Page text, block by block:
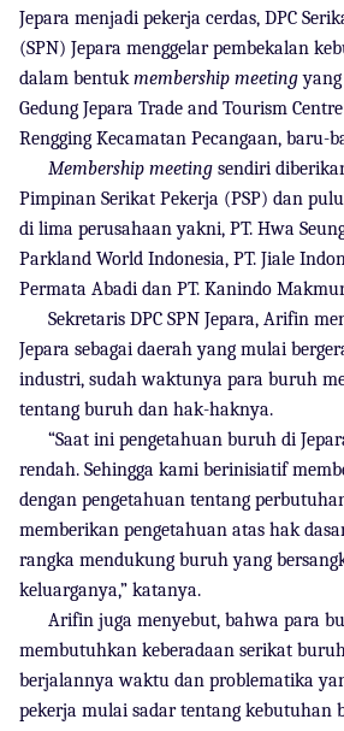
Jepara menjadi pekerja cerdas, DPC
(SPN) Jepara menggelar pembekalan
dalam bentuk membership meeting
Gedung Jepara Trade and Tourism
Rengging Kecamatan Pecangaan, baru-
Membership meeting sendiri
Pimpinan Serikat Pekerja (PSP) dan
di lima perusahaan yakni, PT. Hwa
Parkland World Indonesia, PT. Jiale
Permata Abadi dan PT. Kanindo
Sekretaris DPC SPN Jepara, Arifin
Jepara sebagai daerah yang mulai
industri, sudah waktunya para buruh
tentang buruh dan hak-haknya.
“Saat ini pengetahuan buruh di
rendah. Sehingga kami berinisiatif
dengan pengetahuan tentang
memberikan pengetahuan atas hak
rangka mendukung buruh yang
keluarganya,” katanya.
Arifin juga menyebut, bahwa para
membutuhkan keberadaan serikat
berjalannya waktu dan problematika
pekerja mulai sadar tentang kebutuhan